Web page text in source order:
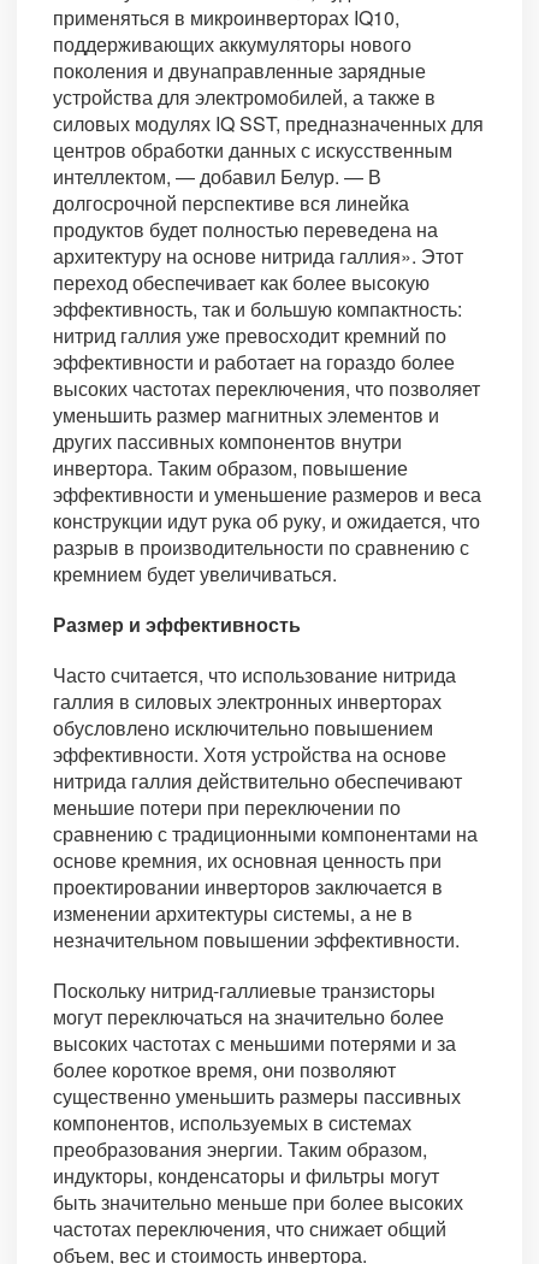
применяться в микроинверторах IQ10,
поддерживающих аккумуляторы нового
поколения и двунаправленные зарядные
устройства для электромобилей, а также в
силовых модулях IQ SST, предназначенных для
центров обработки данных с искусственным
интеллектом, — добавил Белур. — В
долгосрочной перспективе вся линейка
продуктов будет полностью переведена на
архитектуру на основе нитрида галлия». Этот
переход обеспечивает как более высокую
эффективность, так и большую компактность:
нитрид галлия уже превосходит кремний по
эффективности и работает на гораздо более
высоких частотах переключения, что позволяет
уменьшить размер магнитных элементов и
других пассивных компонентов внутри
инвертора. Таким образом, повышение
эффективности и уменьшение размеров и веса
конструкции идут рука об руку, и ожидается, что
разрыв в производительности по сравнению с
кремнием будет увеличиваться.
Размер и эффективность
Часто считается, что использование нитрида
галлия в силовых электронных инверторах
обусловлено исключительно повышением
эффективности. Хотя устройства на основе
нитрида галлия действительно обеспечивают
меньшие потери при переключении по
сравнению с традиционными компонентами на
основе кремния, их основная ценность при
проектировании инверторов заключается в
изменении архитектуры системы, а не в
незначительном повышении эффективности.
Поскольку нитрид-галлиевые транзисторы
могут переключаться на значительно более
высоких частотах с меньшими потерями и за
более короткое время, они позволяют
существенно уменьшить размеры пассивных
компонентов, используемых в системах
преобразования энергии. Таким образом,
индукторы, конденсаторы и фильтры могут
быть значительно меньше при более высоких
частотах переключения, что снижает общий
объем, вес и стоимость инвертора.